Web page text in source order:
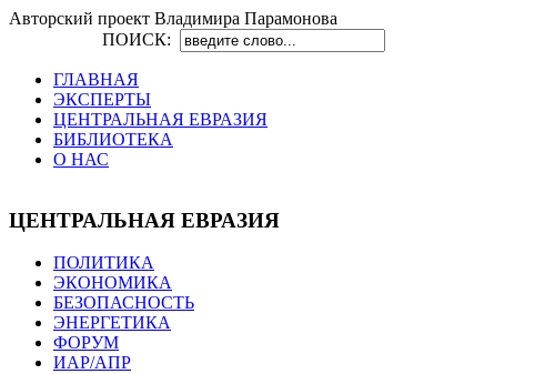
Авторский проект Владимира Парамонова
ПОИСК:
ГЛАВНАЯ
ЭКСПЕРТЫ
ЦЕНТРАЛЬНАЯ ЕВРАЗИЯ
БИБЛИОТЕКА
О НАС
ЦЕНТРАЛЬНАЯ ЕВРАЗИЯ
ПОЛИТИКА
ЭКОНОМИКА
БЕЗОПАСНОСТЬ
ЭНЕРГЕТИКА
ФОРУМ
ИАР/АПР